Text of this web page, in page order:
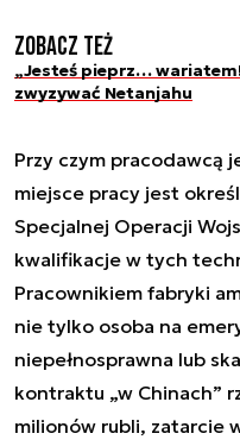
Zobacz też
„Jesteś pieprz…
zwyzywać Netanjahu
Przy czym pracodawcą
miejsce pracy jest
Specjalnej Operacji
kwalifikacje w tych
Pracownikiem fabryki
nie tylko osoba na
niepełnosprawna lub
kontraktu „w Chinach”
milionów rubli, zatarcie